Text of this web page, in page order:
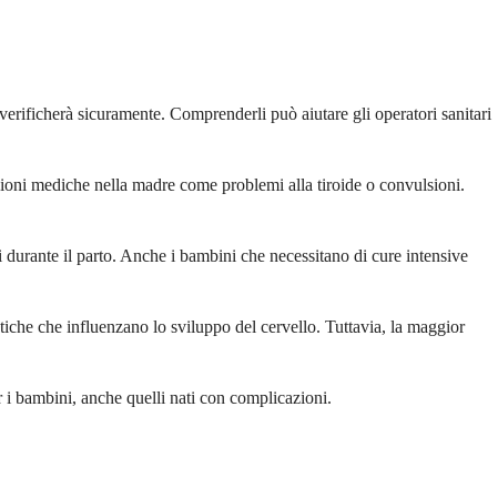
sicuramente. Comprenderli può aiutare gli operatori sanitari
mediche nella madre come problemi alla tiroide o convulsioni.
il parto. Anche i bambini che necessitano di cure intensive
che influenzano lo sviluppo del cervello. Tuttavia, la maggior
i bambini, anche quelli nati con complicazioni.